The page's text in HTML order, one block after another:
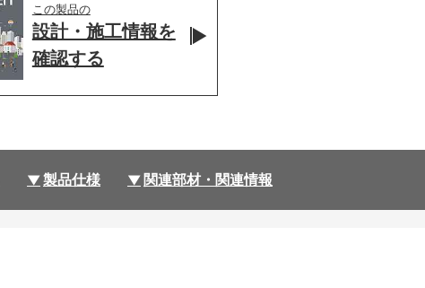
この製品の
設計・施工情報を
確認する
製品仕様 関連部材・関連情報